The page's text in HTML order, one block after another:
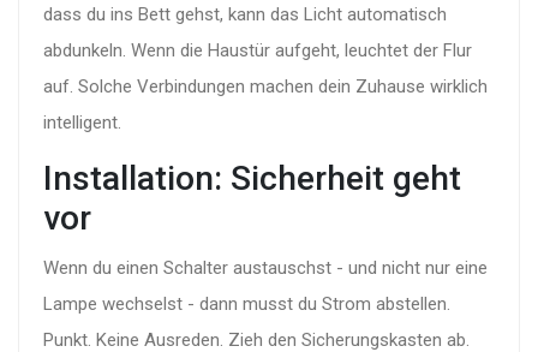
dass du ins Bett gehst, kann das Licht automatisch
abdunkeln. Wenn die Haustür aufgeht, leuchtet der Flur
auf. Solche Verbindungen machen dein Zuhause wirklich
intelligent.
Installation: Sicherheit geht
vor
Wenn du einen Schalter austauschst - und nicht nur eine
Lampe wechselst - dann musst du Strom abstellen.
Punkt. Keine Ausreden. Zieh den Sicherungskasten ab.